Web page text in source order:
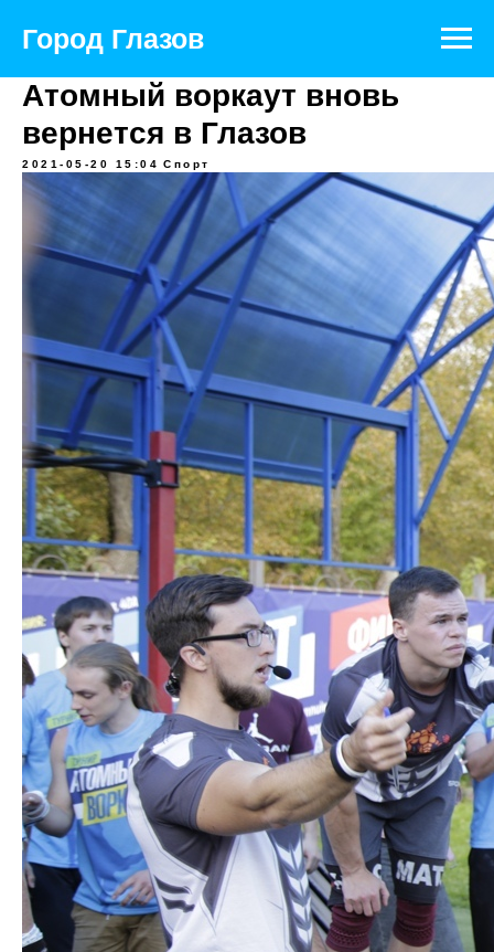
Город Глазов
Атомный воркаут вновь
вернется в Глазов
2021-05-20 15:04 Спорт